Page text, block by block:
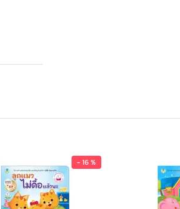
- 16 %